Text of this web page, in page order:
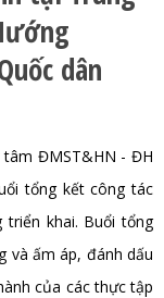
dân
tâm ĐMST&HN - ĐH
tổng kết công tác
khai. Buổi tổng
và ấm áp, đánh dấu
của các thực tập